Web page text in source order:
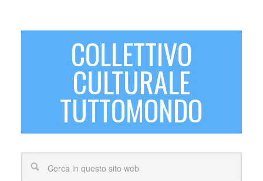
COLLETTIVO
CULTURALE
TUTTOMONDO